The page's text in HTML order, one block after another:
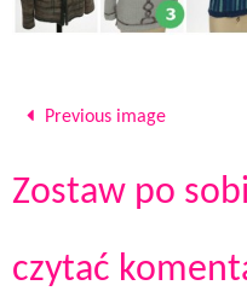
Previous image
Zostaw po
czytać